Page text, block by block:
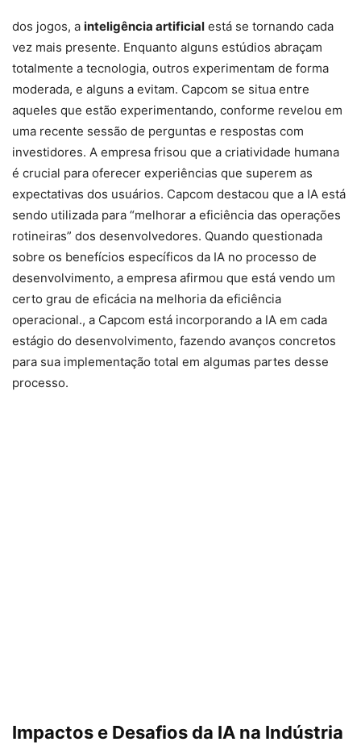
dos jogos, a inteligência artificial está se tornando cada
vez mais presente. Enquanto alguns estúdios abraçam
totalmente a tecnologia, outros experimentam de forma
moderada, e alguns a evitam. Capcom se situa entre
aqueles que estão experimentando, conforme revelou em
uma recente sessão de perguntas e respostas com
investidores. A empresa frisou que a criatividade humana
é crucial para oferecer experiências que superem as
expectativas dos usuários. Capcom destacou que a IA está
sendo utilizada para “melhorar a eficiência das operações
rotineiras” dos desenvolvedores. Quando questionada
sobre os benefícios específicos da IA no processo de
desenvolvimento, a empresa afirmou que está vendo um
certo grau de eficácia na melhoria da eficiência
operacional., a Capcom está incorporando a IA em cada
estágio do desenvolvimento, fazendo avanços concretos
para sua implementação total em algumas partes desse
processo.
Impactos e Desafios da IA na Indústria